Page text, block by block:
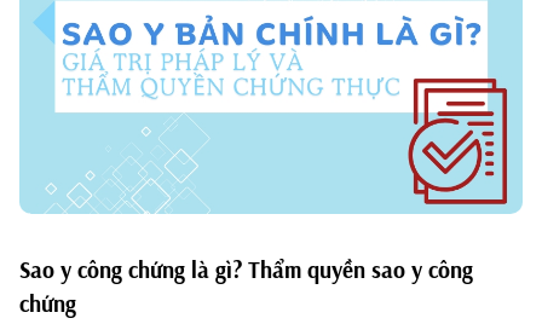
Sao y công chứng là gì? Thẩm quyền sao y công
chứng